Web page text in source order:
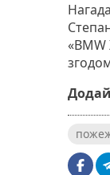
«BMW